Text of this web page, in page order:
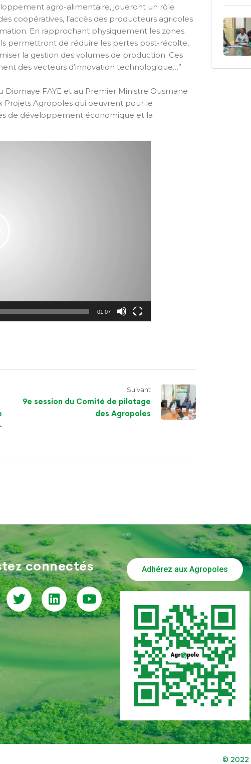
agro-alimentaire, joueront un rôle
coopératives, l’accès des producteurs agricoles
En rapprochant physiquement les zones
permettront de réduire les pertes post-récolte,
la gestion des volumes de production. Ces
des vecteurs d’innovation technologique…”
FAYE et au Premier Ministre Ousmane
Agropoles qui oeuvrent pour le
de développement économique et la
01:07
Suivant
9e session du Comité de pilotage
des Agropoles
connectés Adhérez aux Agropoles
© 2022